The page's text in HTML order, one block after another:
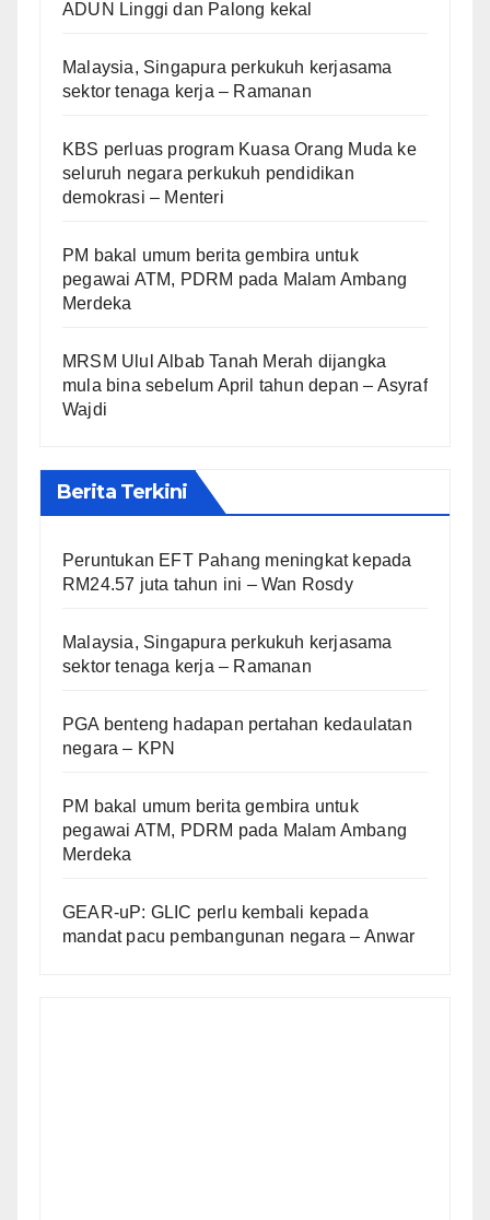
ADUN Linggi dan Palong kekal
Malaysia, Singapura perkukuh kerjasama
sektor tenaga kerja – Ramanan
KBS perluas program Kuasa Orang Muda ke
seluruh negara perkukuh pendidikan
demokrasi – Menteri
PM bakal umum berita gembira untuk
pegawai ATM, PDRM pada Malam Ambang
Merdeka
MRSM Ulul Albab Tanah Merah dijangka
mula bina sebelum April tahun depan – Asyraf
Wajdi
Berita Terkini
Peruntukan EFT Pahang meningkat kepada
RM24.57 juta tahun ini – Wan Rosdy
Malaysia, Singapura perkukuh kerjasama
sektor tenaga kerja – Ramanan
PGA benteng hadapan pertahan kedaulatan
negara – KPN
PM bakal umum berita gembira untuk
pegawai ATM, PDRM pada Malam Ambang
Merdeka
GEAR-uP: GLIC perlu kembali kepada
mandat pacu pembangunan negara – Anwar